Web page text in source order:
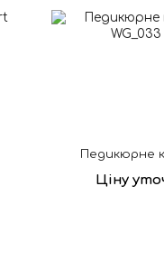
Педикюрне
Ціну